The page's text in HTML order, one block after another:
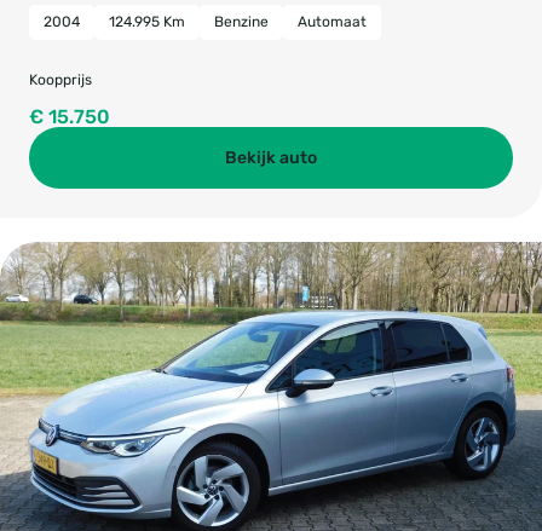
2004 124.995 Km Benzine Automaat
Koopprijs
€ 15.750
Bekijk auto